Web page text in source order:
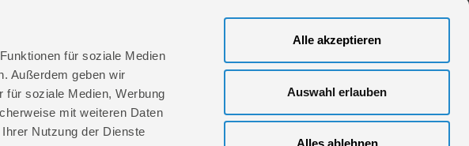
für soziale Medien
Außerdem geben wir
für soziale Medien, Werbung
mit weiteren Daten
Nutzung der Dienste
Alle akzeptieren
Auswahl erlauben
Alles ablehnen